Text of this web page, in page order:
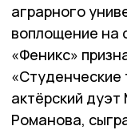
аграрного
воплощение на
«Феникс»
«Студенческие
актёрский
Романова,